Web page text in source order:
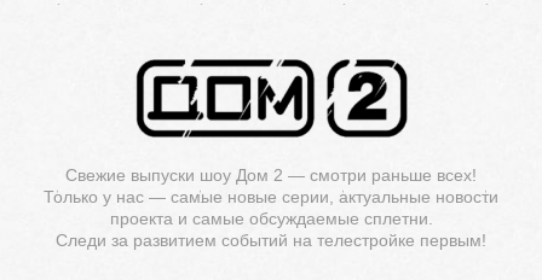
Свежие выпуски шоу Дом 2 — смотри раньше всех!
Только у нас — самые новые серии, актуальные новости
проекта и самые обсуждаемые сплетни.
Следи за развитием событий на телестройке первым!